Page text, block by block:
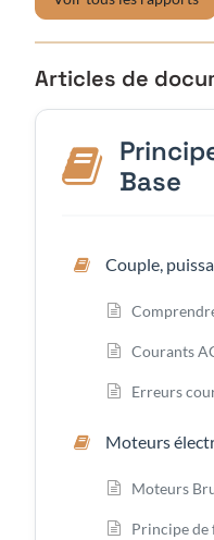
Articles de
Base
Couple,
Courants
Erreurs
Moteurs
Moteurs
Principe